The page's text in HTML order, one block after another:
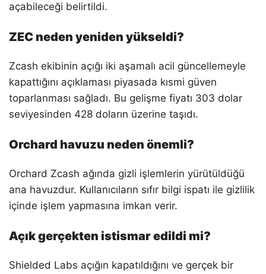
açabileceği belirtildi.
ZEC neden yeniden yükseldi?
Zcash ekibinin açığı iki aşamalı acil güncellemeyle
kapattığını açıklaması piyasada kısmi güven
toparlanması sağladı. Bu gelişme fiyatı 303 dolar
seviyesinden 428 doların üzerine taşıdı.
Orchard havuzu neden önemli?
Orchard Zcash ağında gizli işlemlerin yürütüldüğü
ana havuzdur. Kullanıcıların sıfır bilgi ispatı ile gizlilik
içinde işlem yapmasına imkan verir.
Açık gerçekten istismar edildi mi?
Shielded Labs açığın kapatıldığını ve gerçek bir